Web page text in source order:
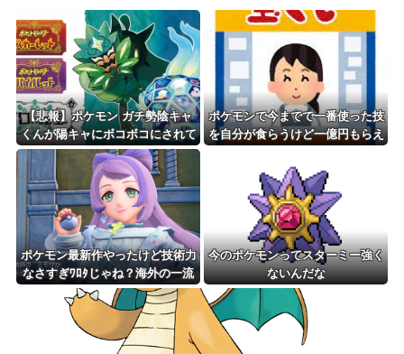
【悲報】ポケモン ガチ勢陰キャ
くんが陽キャにボコボコにされて
る話をDLCで実装して大荒れ
ポケモンで今までで一番使った技
を自分が食らうけど一億円もらえ
ポケモン最新作やったけど技術力
なさすぎﾜﾛﾀじゃね？海外の一流
ゲームメーカーに権利を売ってし
まえばいいのに
今のポケモンってスターミー強く
ないんだな